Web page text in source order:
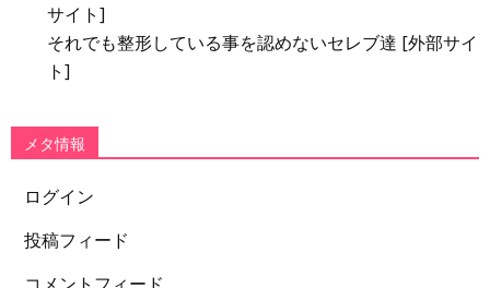
サイト]
それでも整形している事を認めないセレブ達 [外部サイ
ト]
メタ情報
ログイン
投稿フィード